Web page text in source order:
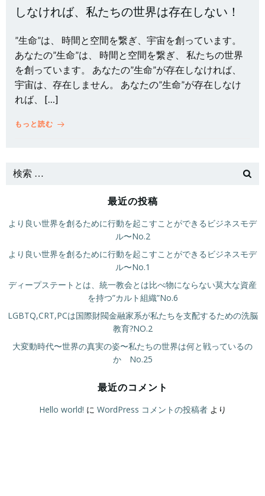
しなければ、私たちの世界は存在しない！
”生命”は、 時間と空間を繋ぎ、宇宙を創っています。
あなたの”生命”は、 時間と空間を繋ぎ、 私たちの世界
を創っています。 あなたの”生命”が存在しなければ、
宇宙は、存在しません。 あなたの”生命”が存在しなけ
れば、 […]
もっと読む
最近の投稿
より良い世界を創るために行動を起こすことができるビジネスモデ
ル〜No.2
より良い世界を創るために行動を起こすことができるビジネスモデ
ル〜No.1
ディープステートとは、統一教会とは比べ物にならない莫大な資産
を持つ”カルト組織”No.6
LGBTQ,CRT,PCは国際財閥金融家系が私たちを支配するための洗脳
教育?NO.2
大変動時代〜世界の真実の姿〜私たちの世界は何と戦っているの
か No.25
最近のコメント
Hello world! に WordPress コメントの投稿者より